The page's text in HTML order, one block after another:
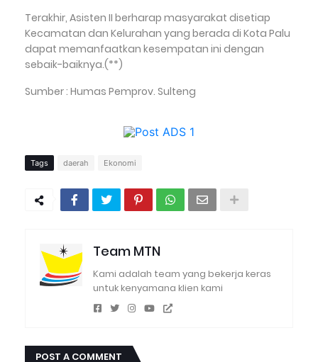
Terakhir, Asisten II berharap masyarakat disetiap
Kecamatan dan Kelurahan yang berada di Kota Palu
dapat memanfaatkan kesempatan ini dengan
sebaik-baiknya.(**)
Sumber : Humas Pemprov. Sulteng
Tags daerah Ekonomi
Team MTN
Kami adalah team yang bekerja keras
untuk kenyamana klien kami
POST A COMMENT